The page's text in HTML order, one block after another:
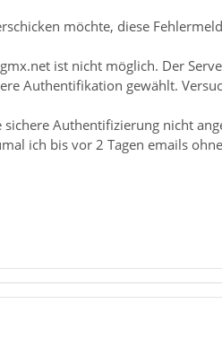
möchte, diese
ist nicht möglich. Der
Authentifikation gewählt.
Authentifizierung nicht
ich bis vor 2 Tagen emails